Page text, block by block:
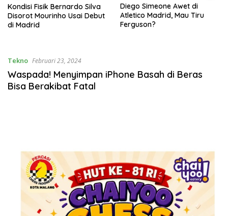
Diego Simeone Awet di
Atletico Madrid, Mau Tiru
Ferguson?
Sebanyak 700 Pelari Ikuti
Selorejo Run Challenge 2026,
PJT I Kenalkan Waduk
Tekno Februari 23, 2024
Waspada! Menyimpan iPhone Basah di Beras
Bisa Berakibat Fatal